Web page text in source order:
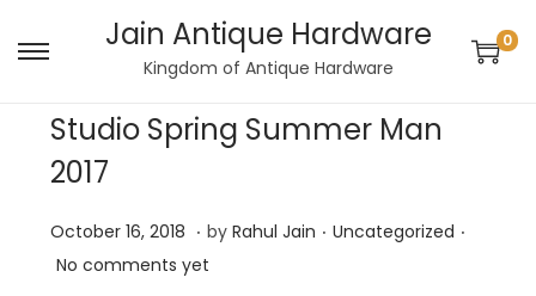
S
i
o
S
i
o
Jain Antique Hardware
Kingdom of Antique Hardware
0
Studio Spring Summer Man
2017
P
o
October 16, 2018 M
a
. by Rahul Jain . P
Uncategorized .
No comments yet